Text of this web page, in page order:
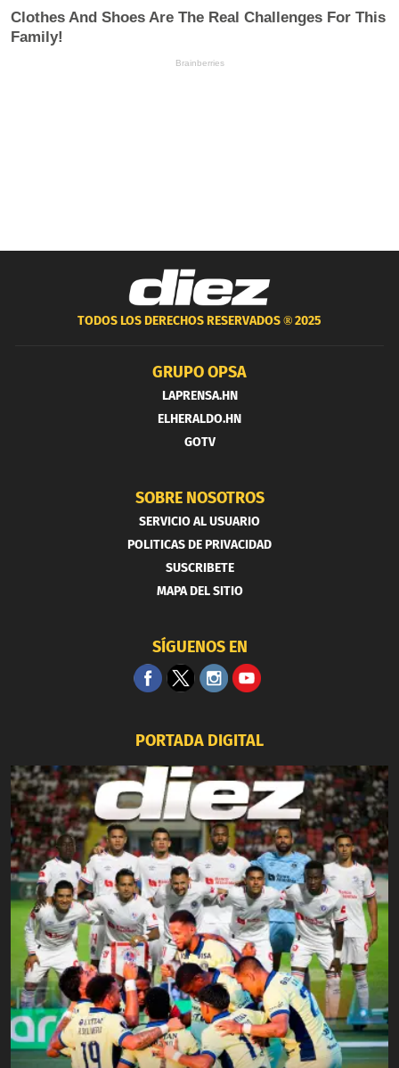
TODOS LOS DERECHOS RESERVADOS ®2025
GRUPO OPSA
LAPRENSA.HN
ELHERALDO.HN
GOTV
SOBRE NOSOTROS
SERVICIO AL USUARIO
POLITICAS DE PRIVACIDAD
SUSCRIBETE
MAPA DEL SITIO
SÍGUENOS EN
PORTADA DIGITAL